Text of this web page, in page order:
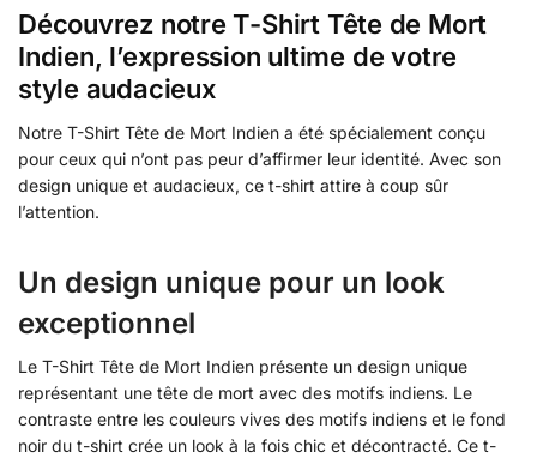
Découvrez notre T-Shirt Tête de Mort
Indien, l’expression ultime de votre
style audacieux
Notre T-Shirt Tête de Mort Indien a été spécialement conçu
pour ceux qui n’ont pas peur d’affirmer leur identité. Avec son
design unique et audacieux, ce t-shirt attire à coup sûr
l’attention.
Un design unique pour un look
exceptionnel
Le T-Shirt Tête de Mort Indien présente un design unique
représentant une tête de mort avec des motifs indiens. Le
contraste entre les couleurs vives des motifs indiens et le fond
noir du t-shirt crée un look à la fois chic et décontracté. Ce t-